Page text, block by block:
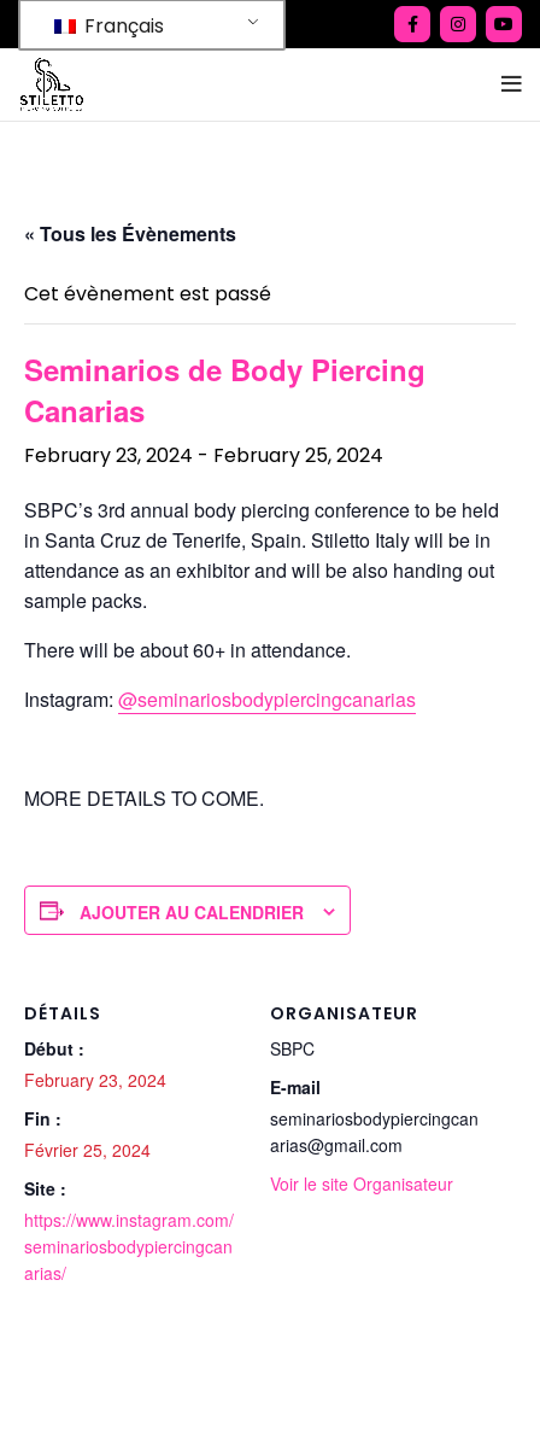
Français
« Tous les Évènements
Cet évènement est passé
Seminarios de Body Piercing
Canarias
February 23, 2024 - February 25, 2024
SBPC’s 3rd annual body piercing conference to be held
in Santa Cruz de Tenerife, Spain. Stiletto Italy will be in
attendance as an exhibitor and will be also handing out
sample packs.
There will be about 60+ in attendance.
Instagram: @seminariosbodypiercingcanarias
MORE DETAILS TO COME.
AJOUTER AU CALENDRIER
DÉTAILS
Début :
February 23, 2024
Fin :
Février 25, 2024
Site :
https://www.instagram.com/
seminariosbodypiercingcan
arias/
ORGANISATEUR
SBPC
E-mail
seminariosbodypiercingcan
arias@gmail.com
Voir le site Organisateur